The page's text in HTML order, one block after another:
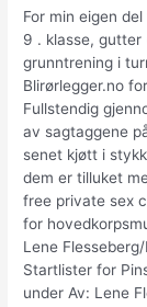
For min eigen
9 . klasse,
grunntrening i
Blirørlegger.no
Fullstendig
av sagtaggene
senet kjøtt i
dem er tilluket
free private sex
for
Lene
Startlister for
under Av: Lene